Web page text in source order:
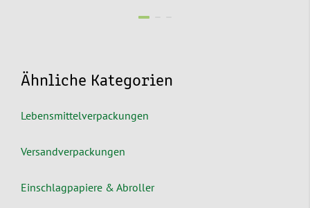
Ähnliche Kategorien
Lebensmittelverpackungen
Versandverpackungen
Einschlagpapiere & Abroller